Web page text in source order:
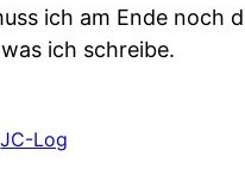
ich am Ende noch
ich schreibe.
JC-Log